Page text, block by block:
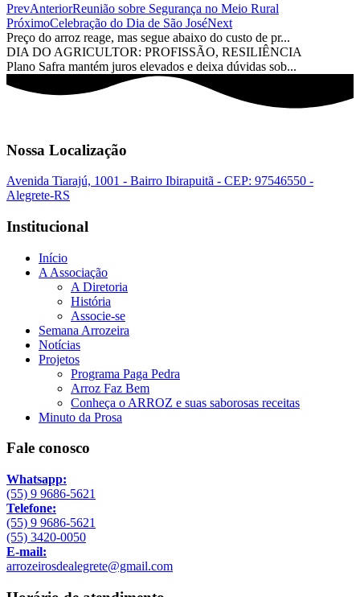
PrevAnteriorReunião sobre Segurança no Meio Rural
PróximoCelebração do Dia de São JoséNext
Preço do arroz reage, mas segue abaixo do custo de pr...
DIA DO AGRICULTOR: PROFISSÃO, RESILIÊNCIA
Plano Safra mantém juros elevados e deixa dúvidas sob...
Nossa Localização
Avenida Tiarajú, 1001 - Bairro Ibirapuitã - CEP: 97546550 -
Alegrete-RS
Institucional
Início
A Associação
A Diretoria
História
Associe-se
Semana Arrozeira
Notícias
Projetos
Programa Paga Pedra
Arroz Faz Bem
Conheça o ARROZ e suas saborosas receitas
Minuto da Prosa
Fale conosco
Whatsapp:
(55) 9 9686-5621
Telefone:
(55) 9 9686-5621
(55) 3420-0050
E-mail:
arrozeirosdealegrete@gmail.com